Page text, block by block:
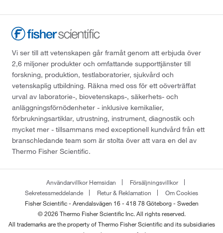
Vi ser till att vetenskapen går framåt genom att erbjuda över
2,6 miljoner produkter och omfattande supporttjänster till
forskning, produktion, testlaboratorier, sjukvård och
vetenskaplig utbildning. Räkna med oss för ett oöverträffat
urval av laboratorie-, biovetenskaps-, säkerhets- och
anläggningsförnödenheter - inklusive kemikalier,
förbrukningsartiklar, utrustning, instrument, diagnostik och
mycket mer - tillsammans med exceptionell kundvård från ett
branschledande team som är stolta över att vara en del av
Thermo Fisher Scientific.
Användarvillkor Hemsidan
Försäljningsvillkor
Sekretessmeddelande
Retur & Reklamation
Om Cookies
Fisher Scientific - Arendalsvägen 16 - 418 78 Göteborg - Sweden
© 2026 Thermo Fisher Scientific Inc. All rights reserved.
All trademarks are the property of Thermo Fisher Scientific and its subsidiaries